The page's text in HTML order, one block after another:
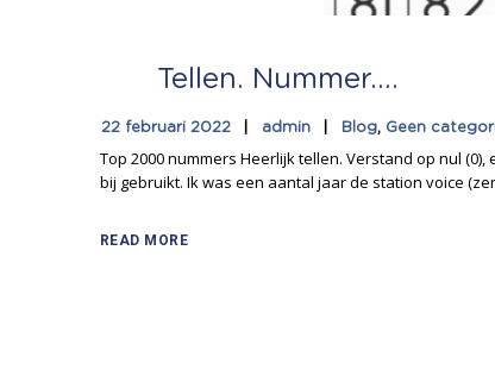
Tellen. Nummer….
22 februari 2022 admin Blog, Geen
Top 2000 nummers Heerlijk tellen. Verstand op nul
bij gebruikt. Ik was een aantal jaar de station voice
READ MORE